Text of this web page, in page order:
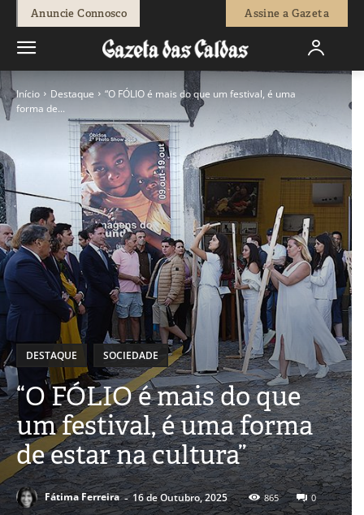
Anuncie Connosco Assine a Gazeta
Início Destaque
“O FÓLIO é mais do que um festival, é uma
forma de...
DESTAQUE SOCIEDADE
“O FÓLIO é mais do que
um festival, é uma forma
de estar na cultura”
Fátima Ferreira - 16 de Outubro, 2025 865 0